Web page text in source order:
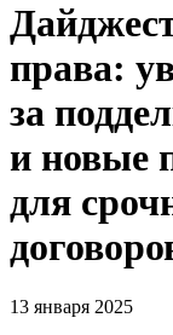
права:
за
и новые
для
13 января 2025